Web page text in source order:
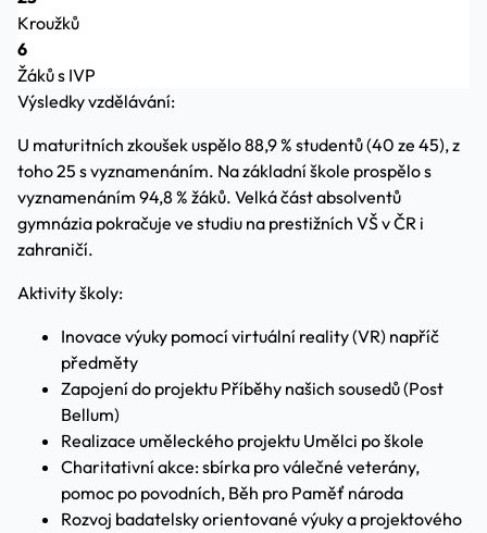
Kroužků
6
Žáků s IVP
Výsledky vzdělávání:
U maturitních zkoušek uspělo 88,9 % studentů (40 ze 45), z
toho 25 s vyznamenáním. Na základní škole prospělo s
vyznamenáním 94,8 % žáků. Velká část absolventů
gymnázia pokračuje ve studiu na prestižních VŠ v ČR i
zahraničí.
Aktivity školy:
Inovace výuky pomocí virtuální reality (VR) napříč
předměty
Zapojení do projektu Příběhy našich sousedů (Post
Bellum)
Realizace uměleckého projektu Umělci po škole
Charitativní akce: sbírka pro válečné veterány,
pomoc po povodních, Běh pro Paměť národa
Rozvoj badatelsky orientované výuky a projektového